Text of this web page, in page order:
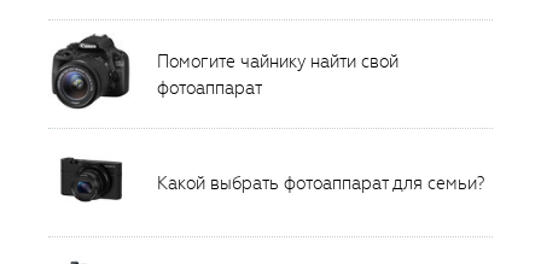
Помогите чайнику найти свой
фотоаппарат
Какой выбрать фотоаппарат для семьи?